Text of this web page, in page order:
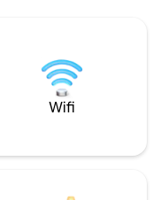
Wifi